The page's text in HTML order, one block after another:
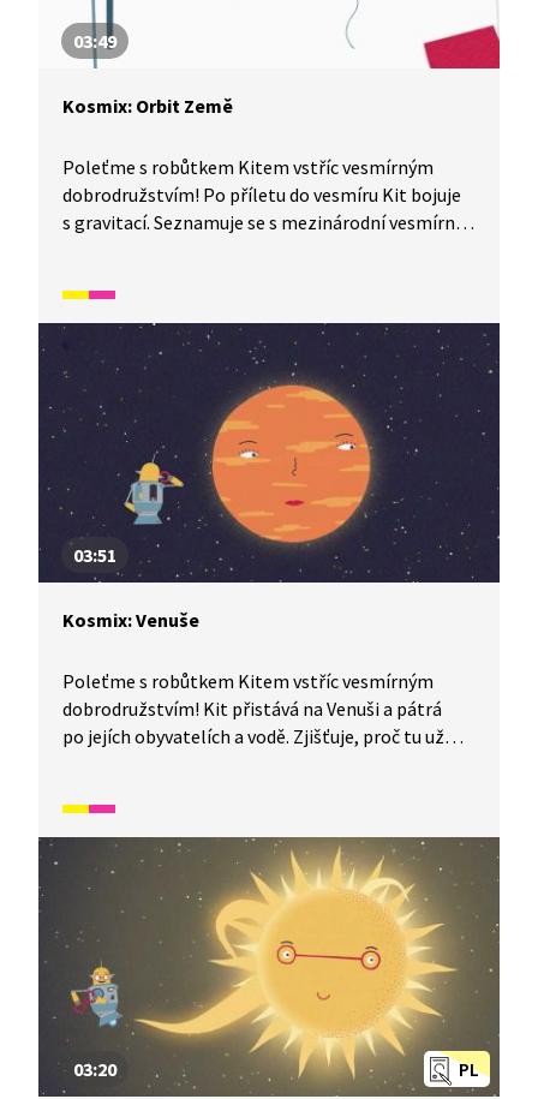
03:49
Kosmix: Orbit Země
Poleťme s robůtkem Kitem vstříc vesmírným
dobrodružstvím! Po příletu do vesmíru Kit bojuje
s gravitací. Seznamuje se s mezinárodní vesmírnou
03:51
Kosmix: Venuše
Poleťme s robůtkem Kitem vstříc vesmírným
dobrodružstvím! Kit přistává na Venuši a pátrá
po jejích obyvatelích a vodě. Zjišťuje, proč tu už
PL
03:20